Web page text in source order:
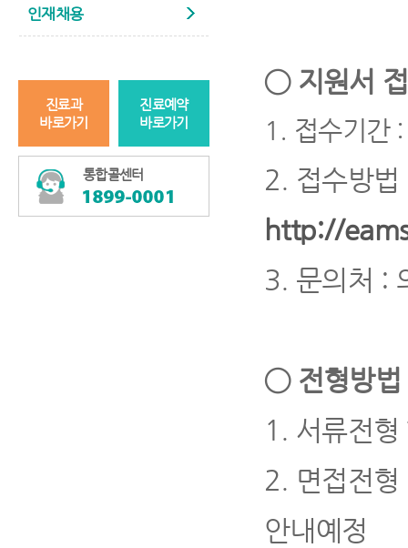
인재채용
진료과
바로가기
진료예약
바로가기
통합콜센터
◯ 지원서
1. 접수기간 :
2. 접수방법
http://
3. 문의처 :
◯ 전형방
1. 서류전
2. 면접전형
안내예정